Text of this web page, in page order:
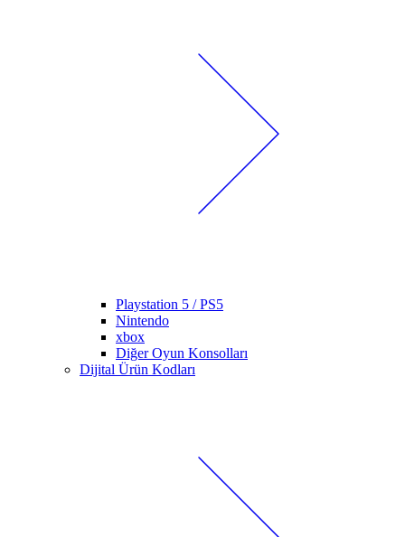
Playstation 5 / PS5
Nintendo
xbox
Diğer Oyun Konsolları
Dijital Ürün Kodları